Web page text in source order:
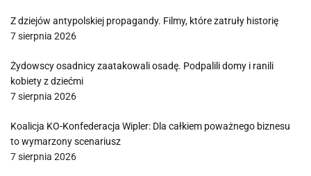
Z dziejów antypolskiej propagandy. Filmy, które zatruły historię
7 sierpnia 2026
Żydowscy osadnicy zaatakowali osadę. Podpalili domy i ranili
kobiety z dziećmi
7 sierpnia 2026
Koalicja KO-Konfederacja Wipler: Dla całkiem poważnego biznesu
to wymarzony scenariusz
7 sierpnia 2026